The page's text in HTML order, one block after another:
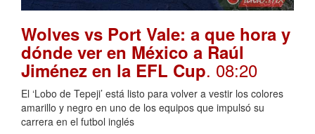
Wolves vs Port Vale: a que hora y
dónde ver en México a Raúl
Jiménez en la EFL Cup. 08:20
El ‘Lobo de Tepeji’ está listo para volver a vestir los colores
amarillo y negro en uno de los equipos que impulsó su
carrera en el futbol inglés